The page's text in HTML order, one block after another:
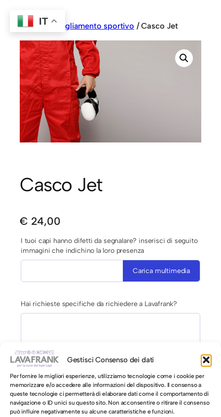
Gestisci Consenso dei dati
Per fornire le migliori esperienze, utilizziamo tecnologie come i cookie per
memorizzare e/o accedere alle informazioni del dispositivo. Il consenso a
queste tecnologie ci permetterà di elaborare dati come il comportamento di
navigazione o ID unici su questo sito. Non acconsentire o ritirare il consenso
può influire negativamente su alcune caratteristiche e funzioni.
Home/ Abbigliamento sportivo / Casco Jet
Casco Jet
€ 24,00
I tuoi capi hanno difetti da segnalare? inserisci di seguito
immagini che indichino la loro presenza
Carica multimedia
Hai richieste specifiche da richiedere a Lavafrank?
AUTORIZZAZIONE AL LAVAGGIO CON ACQUA PER CAPI
CONTRO ETICHETTA INDICANTI LAVAGGIO A SECCO
Autorizzo il lavaggio con acqua per il mio capo
IT